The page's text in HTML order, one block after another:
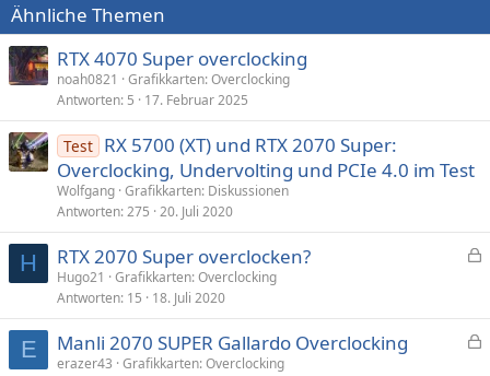
Ähnliche Themen
RTX 4070 Super overclocking
noah0821
Grafikkarten: Overclocking
Antworten 5 17. Februar 2025
Test RX 5700 (XT) und RTX 2070 Super:
Overclocking, Undervolting und PCIe 4.0 im Test
Wolfgang Grafikkarten: Diskussionen
Antworten 275 20. Juli 2020
H
p
e
RTX 2070 Super overclocken?
Hugo21
Grafikkarten: Overclocking
Antworten 15 18. Juli 2020
E Manli 2070 SUPER Gallardo Overclocking
erazer43 Grafikkarten: Overclocking